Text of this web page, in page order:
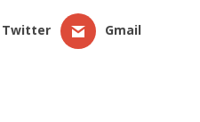
Twitter Gmail